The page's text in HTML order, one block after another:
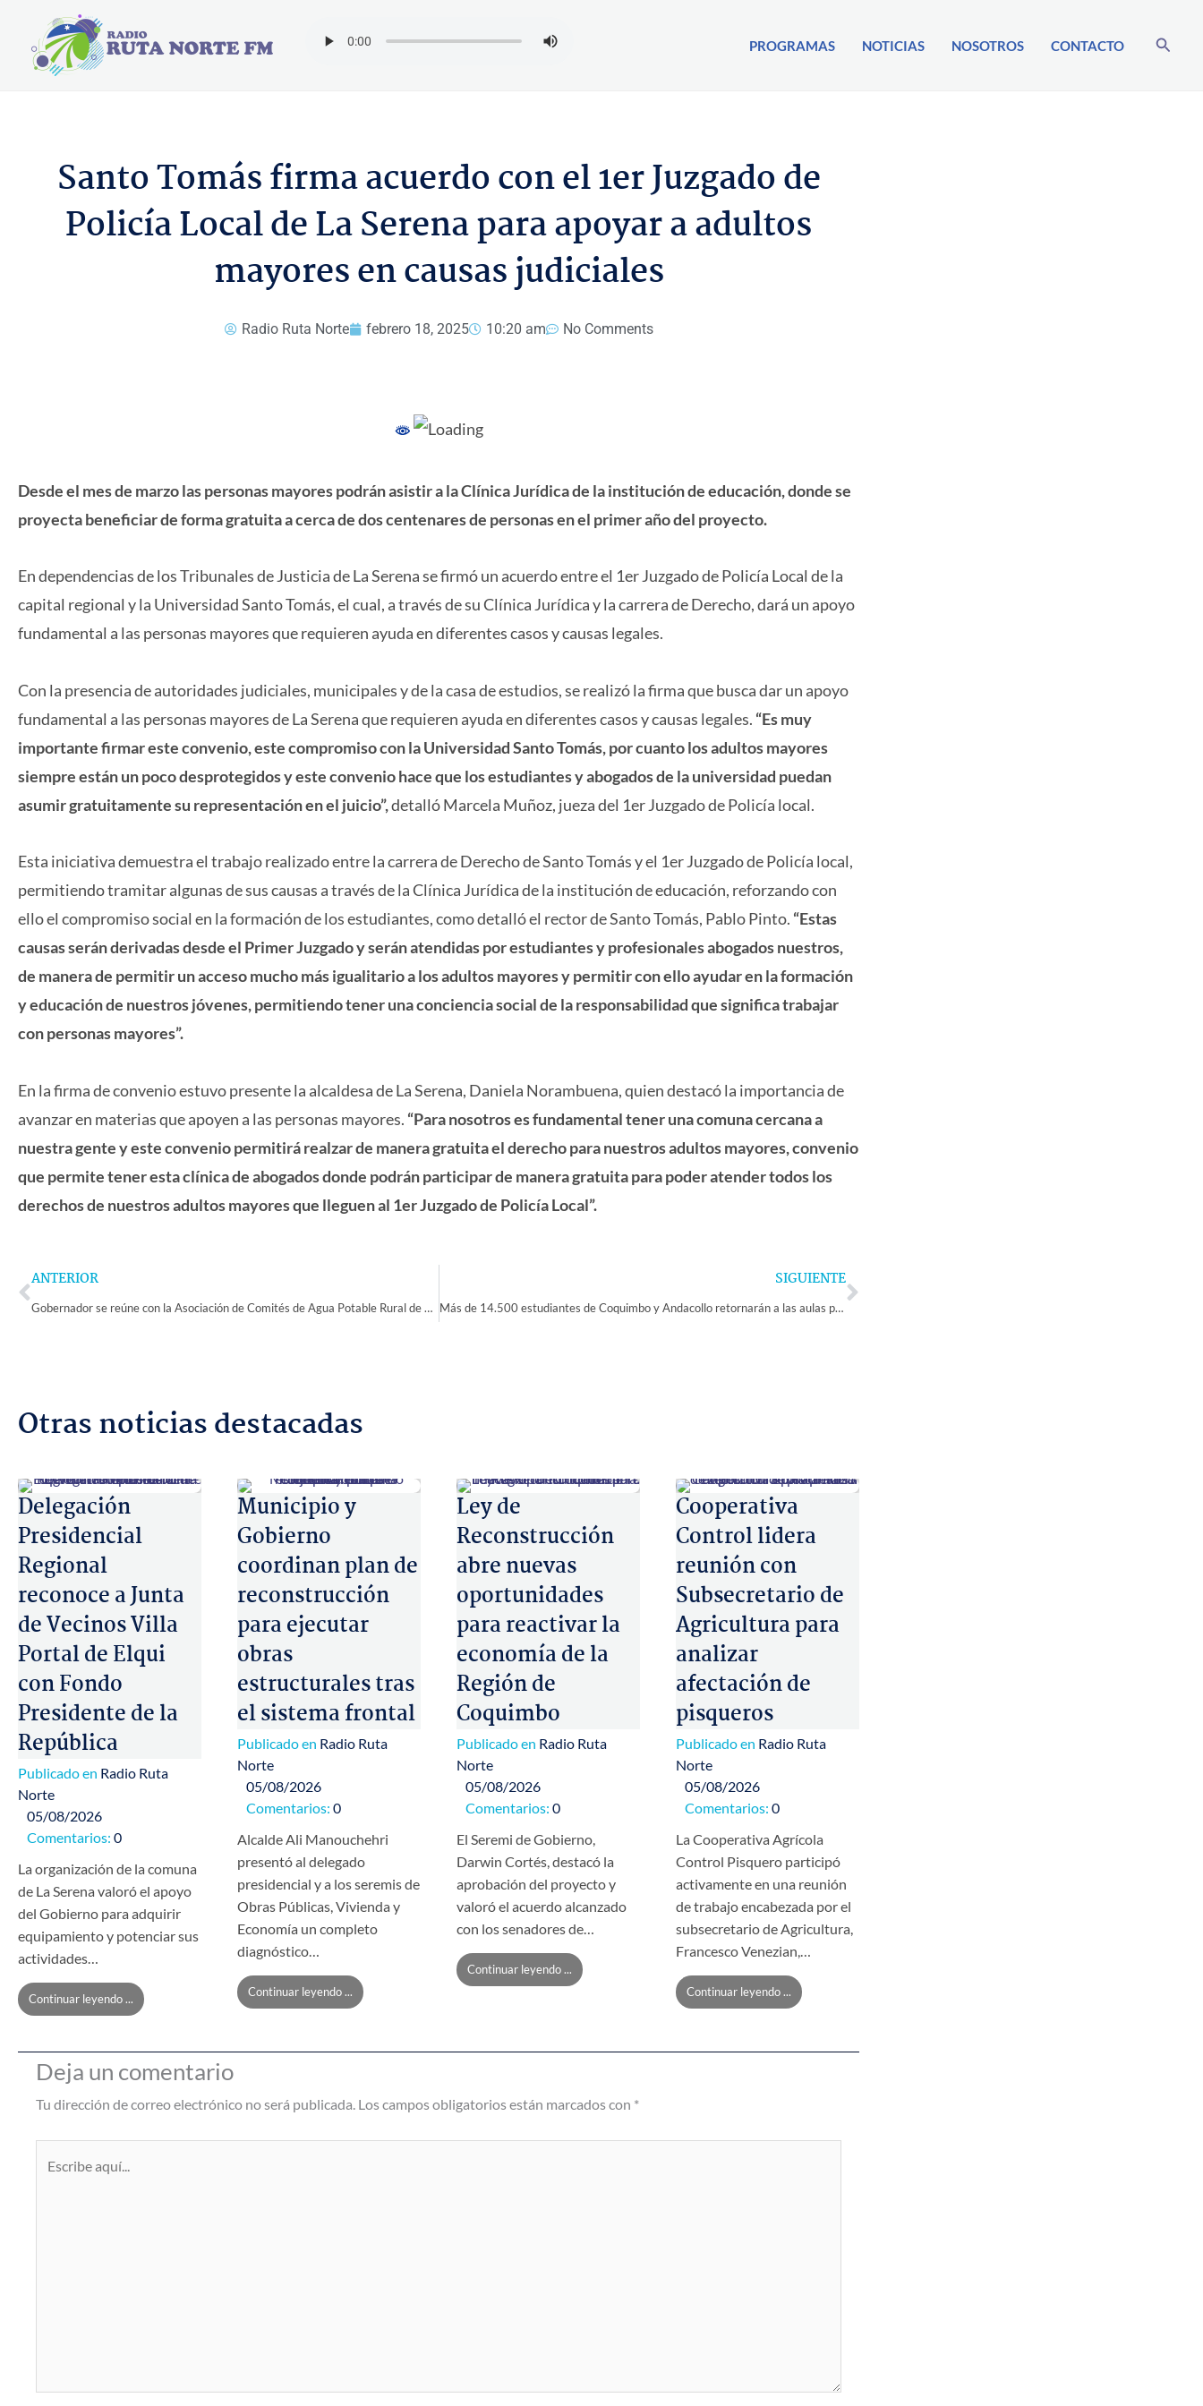
PROGRAMAS NOTICIAS NOSOTROS CONTACTO Buscar
Santo Tomás firma acuerdo con el 1er Juzgado de
Policía Local de La Serena para apoyar a adultos
mayores en causas judiciales
Radio Ruta Norte febrero 18, 2025 10:20 am No Comments
Desde el mes de marzo las personas mayores podrán asistir a la Clínica Jurídica de la institución de educación, donde se
proyecta beneficiar de forma gratuita a cerca de dos centenares de personas en el primer año del proyecto.
En dependencias de los Tribunales de Justicia de La Serena se firmó un acuerdo entre el 1er Juzgado de Policía Local de la
capital regional y la Universidad Santo Tomás, el cual, a través de su Clínica Jurídica y la carrera de Derecho, dará un apoyo
fundamental a las personas mayores que requieren ayuda en diferentes casos y causas legales.
Con la presencia de autoridades judiciales, municipales y de la casa de estudios, se realizó la firma que busca dar un apoyo
fundamental a las personas mayores de La Serena que requieren ayuda en diferentes casos y causas legales. “Es muy
importante firmar este convenio, este compromiso con la Universidad Santo Tomás, por cuanto los adultos mayores
siempre están un poco desprotegidos y este convenio hace que los estudiantes y abogados de la universidad puedan
asumir gratuitamente su representación en el juicio”,detalló Marcela Muñoz, jueza del 1er Juzgado de Policía local.
Esta iniciativa demuestra el trabajo realizado entre la carrera de Derecho de Santo Tomás y el 1er Juzgado de Policía local,
permitiendo tramitar algunas de sus causas a través de la Clínica Jurídica de la institución de educación, reforzando con
ello el compromiso social en la formación de los estudiantes, como detalló el rector de Santo Tomás, Pablo Pinto. “Estas
causas serán derivadas desde el Primer Juzgado y serán atendidas por estudiantes y profesionales abogados nuestros,
de manera de permitir un acceso mucho más igualitario a los adultos mayores y permitir con ello ayudar en la formación
y educación de nuestros jóvenes, permitiendo tener una conciencia social de la responsabilidad que significa trabajar
con personas mayores”.
En la firma de convenio estuvo presente la alcaldesa de La Serena, Daniela Norambuena, quien destacó la importancia de
avanzar en materias que apoyen a las personas mayores. “Para nosotros es fundamental tener una comuna cercana a
nuestra gente y este convenio permitirá realzar de manera gratuita el derecho para nuestros adultos mayores, convenio
que permite tener esta clínica de abogados donde podrán participar de manera gratuita para poder atender todos los
derechos de nuestros adultos mayores que lleguen al 1er Juzgado de Policía Local”.
Prev
ANTERIOR
Gobernador se reúne con la Asociación de Comités de Agua Potable Rural de Elqui
SIGUIENTE
Más de 14.500 estudiantes de Coquimbo y Andacollo retornarán a las aulas para iniciar el año escolar 2025
Next
Otras noticias destacadas
Delegación
Presidencial
Regional
reconoce a Junta
de Vecinos Villa
Portal de Elqui
con Fondo
Presidente de la
República
Publicado en Radio Ruta
Norte
05/08/2026
Comentarios: 0
La organización de la comuna
de La Serena valoró el apoyo
del Gobierno para adquirir
equipamiento y potenciar sus
actividades…
Continuar leyendo ...
Municipio y
Gobierno
coordinan plan de
reconstrucción
para ejecutar
obras
estructurales tras
el sistema frontal
Publicado en Radio Ruta
Norte
05/08/2026
Comentarios: 0
Alcalde Ali Manouchehri
presentó al delegado
presidencial y a los seremis de
Obras Públicas, Vivienda y
Economía un completo
diagnóstico…
Continuar leyendo ...
Ley de
Reconstrucción
abre nuevas
oportunidades
para reactivar la
economía de la
Región de
Coquimbo
Publicado en Radio Ruta
Norte
05/08/2026
Comentarios: 0
El Seremi de Gobierno,
Darwin Cortés, destacó la
aprobación del proyecto y
valoró el acuerdo alcanzado
con los senadores de…
Continuar leyendo ...
Cooperativa
Control lidera
reunión con
Subsecretario de
Agricultura para
analizar
afectación de
pisqueros
Publicado en Radio Ruta
Norte
05/08/2026
Comentarios: 0
La Cooperativa Agrícola
Control Pisquero participó
activamente en una reunión
de trabajo encabezada por el
subsecretario de Agricultura,
Francesco Venezian,…
Continuar leyendo ...
Deja un comentario
Tu dirección de correo electrónico no será publicada. Los campos obligatorios están marcados con *